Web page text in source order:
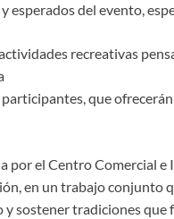
esperados del evento,
recreativas
que
por el Centro Comercial
en un trabajo conjunto
sostener tradiciones que